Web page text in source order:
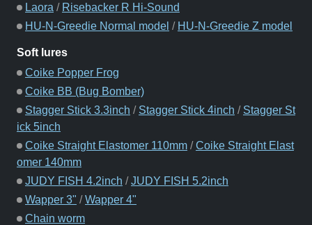
Laora / Risebacker R Hi-Sound
HU-N-Greedie Normal model / HU-N-Greedie Z model
Soft lures
Coike Popper Frog
Coike BB (Bug Bomber)
Stagger Stick 3.3inch / Stagger Stick 4inch / Stagger St
ick 5inch
Coike Straight Elastomer 110mm /Coike Straight Elast
omer 140mm
JUDY FISH 4.2inch /JUDY FISH 5.2inch
Wapper 3" /Wapper 4"
Chain worm